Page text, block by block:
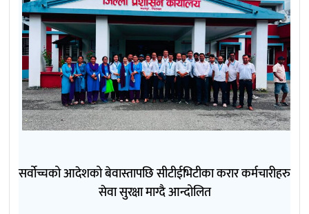
सर्वोच्चको आदेशको बेवास्तापछि सीटीईभिटीका करार कर्मचारीहरु
सेवा सुरक्षा माग्दै आन्दोलित